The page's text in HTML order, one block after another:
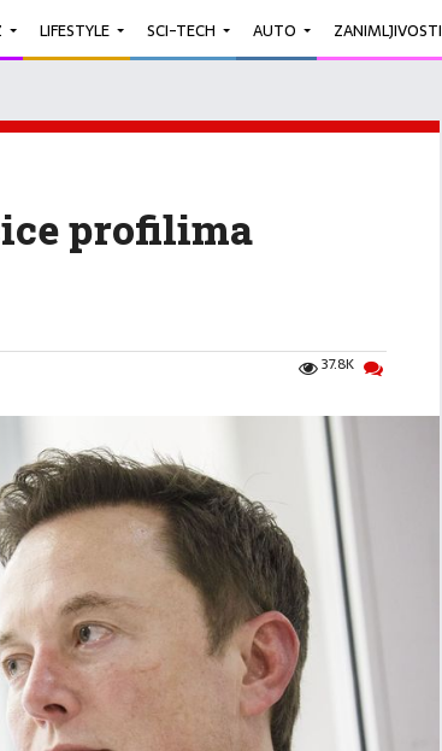
LIFESTYLE SCI-TECH AUTO ZANIMLJIVOSTI
profilima
37.8K